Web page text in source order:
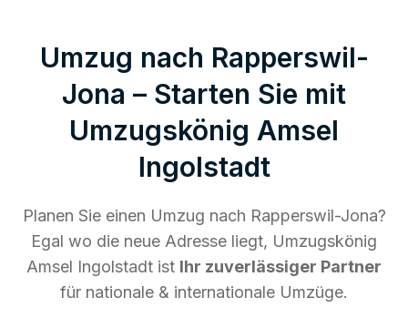
Umzug nach Rapperswil-
Jona – Starten Sie mit
Umzugskönig Amsel
Ingolstadt
Planen Sie einen Umzug nach Rapperswil-Jona?
Egal wo die neue Adresse liegt, Umzugskönig
Amsel Ingolstadt ist Ihr zuverlässiger Partner
für nationale & internationale Umzüge.